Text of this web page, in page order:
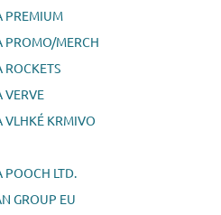
PREMIUM
PROMO/MERCH
ROCKETS
VERVE
VLHKÉ KRMIVO
POOCH LTD.
GROUP EU